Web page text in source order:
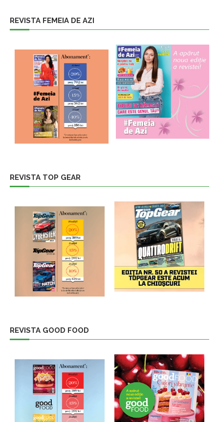
REVISTA FEMEIA DE AZI
REVISTA TOP GEAR
REVISTA GOOD FOOD